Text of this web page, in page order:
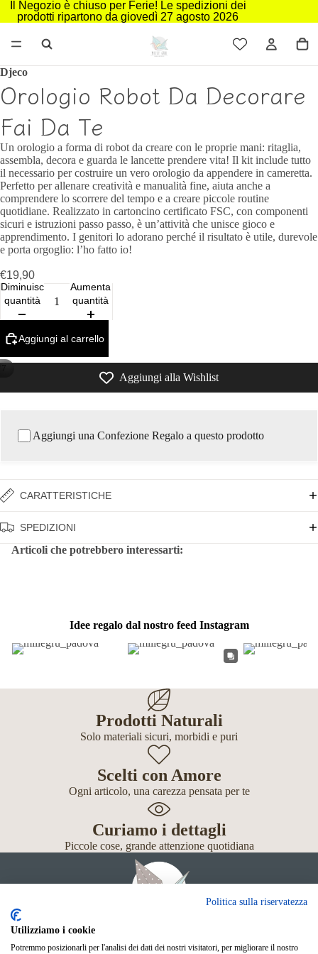
Il Negozio è chiuso per Ferie! Le spedizioni dei
prodotti ripartono da giovedì 27 agosto 2026
7
Djeco
Orologio Robot Da Decorare
Fai Da Te
Un orologio a forma di robot da creare con le proprie mani: ritaglia,
assembla, decora e guarda le lancette prendere vita! Il kit include tutto
il necessario per costruire un vero orologio da appendere in cameretta.
Perfetto per allenare creatività e manualità fine, aiuta anche a
comprendere lo scorrere del tempo e a creare piccole routine
quotidiane. Realizzato in cartoncino certificato FSC, con componenti
sicuri e istruzioni passo passo, è un’attività che unisce gioco e
apprendimento. I genitori lo adorano perché il risultato è utile, durevole
e porta orgoglio: l’ho fatto io!
€19,90
Diminuisci
quantità
Aumenta
quantità
Aggiungi al carrello
Aggiungi alla Wishlist
Aggiungi una Confezione Regalo a questo prodotto
CARATTERISTICHE
SPEDIZIONI
Articoli che potrebbero interessarti:
Idee regalo dal nostro feed Instagram
Prodotti Naturali
Solo materiali sicuri, morbidi e puri
Scelti con Amore
Ogni articolo, una carezza pensata per te
Curiamo i dettagli
Piccole cose, grande attenzione quotidiana
Politica sulla riservatezza
Utilizziamo i cookie
Potremmo posizionarli per l'analisi dei dati dei nostri visitatori, per migliorare il nostro